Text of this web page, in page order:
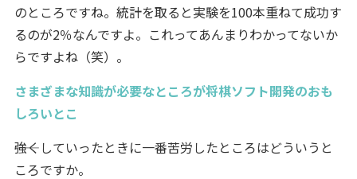
のところですね。統計を取ると実験を100本重ねて成功す
るのが2％なんですよ。これってあんまりわかってないか
らですよね（笑）。
さまざまな知識が必要なところが将棋ソフト開発のおも
しろいとこ
――強くしていったときに一番苦労したところはどういうと
ころですか。